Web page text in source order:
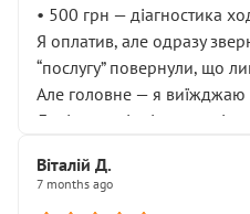
• 500 грн — діагностика
Я оплатив, але одразу
“послугу” повернули, що
Але головне — я виїжджаю
Далі ситуація тільки
• що біля авто стояти вже
Віталій Д.
7 months ago